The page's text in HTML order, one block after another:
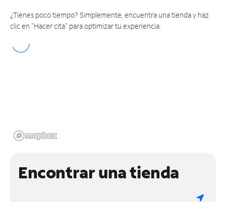
¿Tienes poco tiempo? Simplemente, encuentra una tienda y haz
clic en "Hacer cita" para optimizar tu experiencia.
Encontrar una tienda